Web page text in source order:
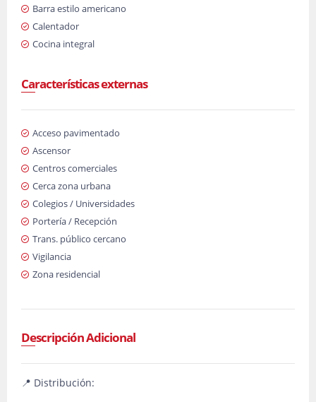
Barra estilo americano
Calentador
Cocina integral
Características externas
Acceso pavimentado
Ascensor
Centros comerciales
Cerca zona urbana
Colegios / Universidades
Portería / Recepción
Trans. público cercano
Vigilancia
Zona residencial
Descripción Adicional
📍 Distribución: